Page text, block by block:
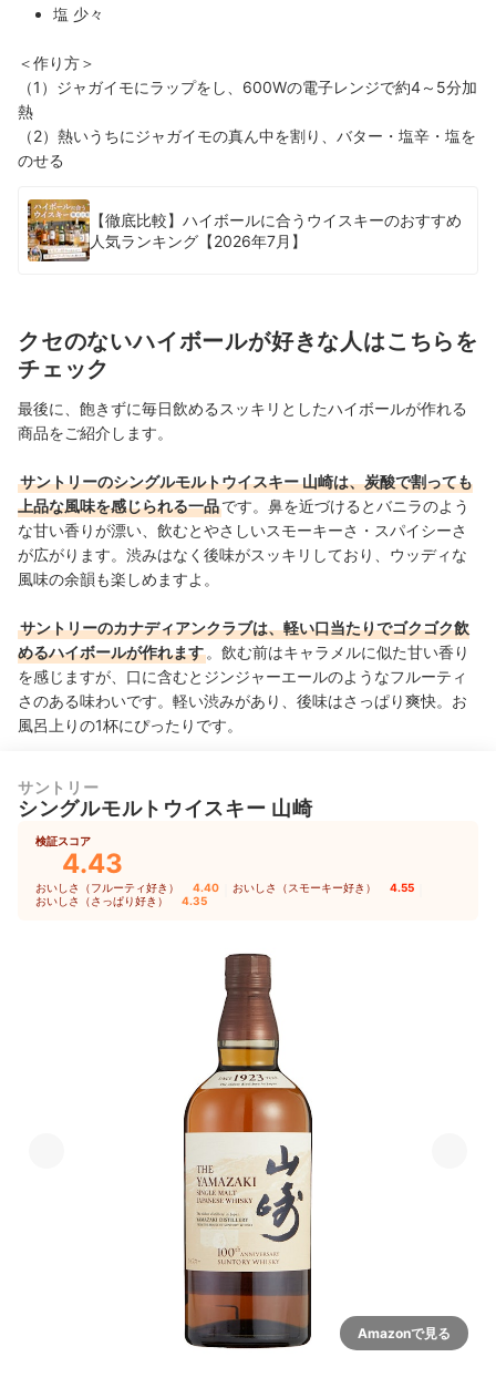
塩 少々
＜作り方＞
（1）ジャガイモにラップをし、600Wの電子レンジで約4～5分加
熱
（2）熱いうちにジャガイモの真ん中を割り、バター・塩辛・塩を
のせる
【徹底比較】ハイボールに合うウイスキーのおすすめ
人気ランキング【2026年7月】
クセのないハイボールが好きな人はこちらを
チェック
最後に、飽きずに毎日飲めるスッキリとしたハイボールが作れる
商品をご紹介します。
サントリーのシングルモルトウイスキー 山崎は、炭酸で割っても
上品な風味を感じられる一品です。鼻を近づけるとバニラのよう
な甘い香りが漂い、飲むとやさしいスモーキーさ・スパイシーさ
が広がります。渋みはなく後味がスッキリしており、ウッディな
風味の余韻も楽しめますよ。
サントリーのカナディアンクラブは、軽い口当たりでゴクゴク飲
めるハイボールが作れます 。飲む前はキャラメルに似た甘い香り
を感じますが、口に含むとジンジャーエールのようなフルーティ
さのある味わいです。軽い渋みがあり、後味はさっぱり爽快。お
風呂上りの1杯にぴったりです。
サントリー
シングルモルトウイスキー 山崎
検証スコア
4.43
おいしさ（フルーティ好き） 4.40 おいしさ（スモーキー好き） 4.55
おいしさ（さっぱり好き） 4.35
Amazonで見る